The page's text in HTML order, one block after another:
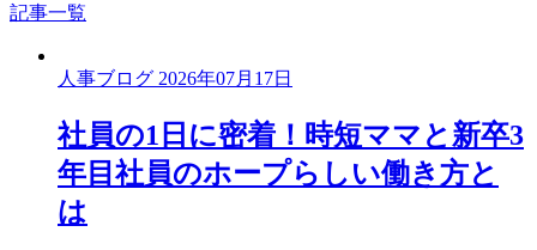
記事一覧
人事ブログ 2026年07月17日
社員の1日に密着！時短ママと新卒3
年目社員のホープらしい働き方と
は